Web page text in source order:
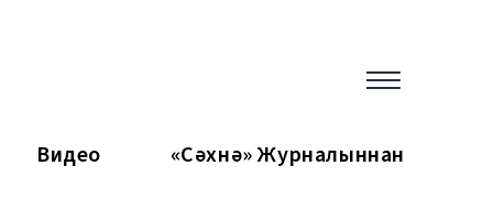
Видео «Сәхнә» Журналыннан